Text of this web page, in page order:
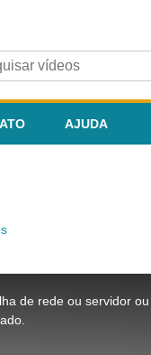
AJUDA
de rede ou servidor